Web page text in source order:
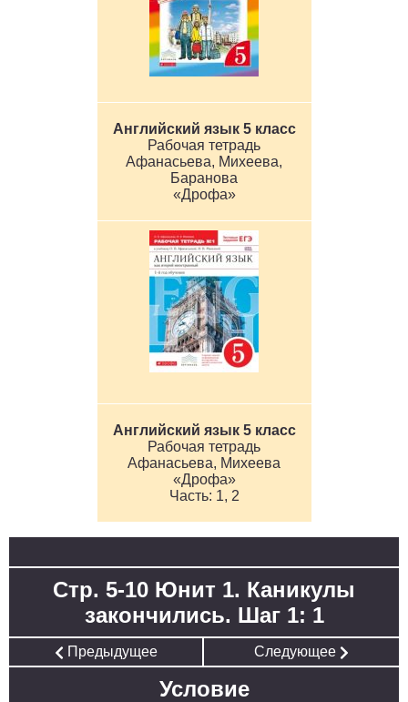
Английский язык 5 класс
Рабочая тетрадь
Афанасьева, Михеева,
Баранова
«Дрофа»
Английский язык 5 класс
Рабочая тетрадь
Афанасьева, Михеева
«Дрофа»
1, 2
Стр. 5-10 Юнит 1. Каникулы
закончились. Шаг 1: 1
Предыдущее Следующее
Условие